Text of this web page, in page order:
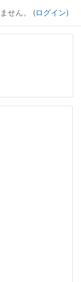
せん。 (ログイン)